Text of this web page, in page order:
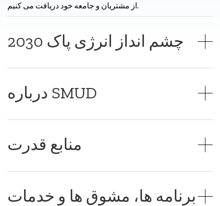
از مشتریان و جامعه خود دریافت می کنیم.
2030 چشم انداز انرژی پاک
درباره SMUD
منابع قدرت
برنامه ها، مشوق ها و خدمات